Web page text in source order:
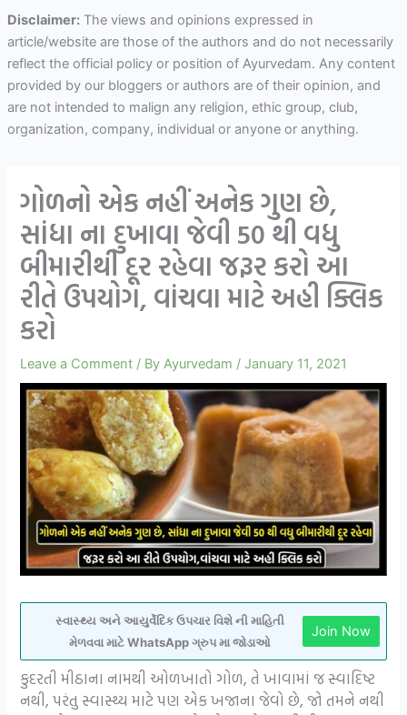
Disclaimer:The views and opinions expressed in
article/website are those of the authors and do not necessarily
reflect the official policy or position of Ayurvedam. Any content
provided by our bloggers or authors are of their opinion, and
are not intended to malign any religion, ethic group, club,
organization, company, individual or anyone or anything.
ગોળનો એક નહીં અનેક ગુણ છે,
સાંધા ના દુખાવા જેવી 50 થી વધુ
બીમારીથી દૂર રહેવા જરૂર કરો આ
રીતે ઉપયોગ, વાંચવા માટે અહી ક્લિક
કરો
Leave a Comment / ByAyurvedam /January 11, 2021
સ્વાસ્થ્ય અને આયુર્વેદિક ઉપચાર વિશે ની માહિતી
મેળવવા માટે WhatsApp ગ્રુપ મા જોડાઓ
Join Now
કુદરતી મીઠાના નામથી ઓળખાતો ગોળ, તે ખાવામાં જ સ્વાદિષ્ટ
નથી, પરંતુ સ્વાસ્થ્ય માટે પણ એક ખજાના જેવો છે, જો તમને નથી